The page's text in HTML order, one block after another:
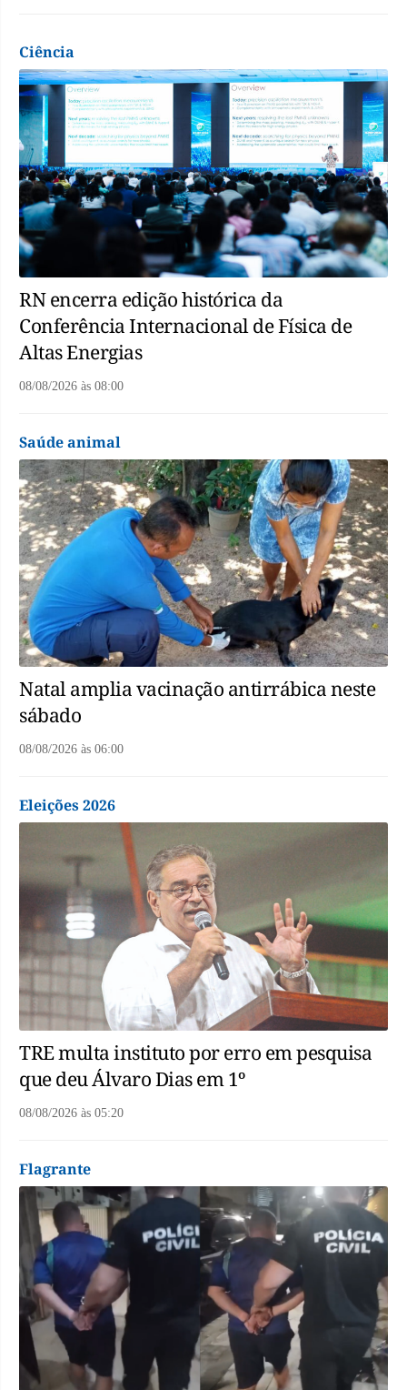
Ciência
RN encerra edição histórica da
Conferência Internacional de Física de
Altas Energias
08/08/2026 às 08:00
Saúde animal
Natal amplia vacinação antirrábica neste
sábado
08/08/2026 às 06:00
Eleições 2026
TRE multa instituto por erro em pesquisa
que deu Álvaro Dias em 1º
08/08/2026 às 05:20
Flagrante